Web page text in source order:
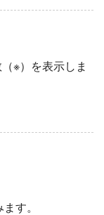
※）を表示しま
す。